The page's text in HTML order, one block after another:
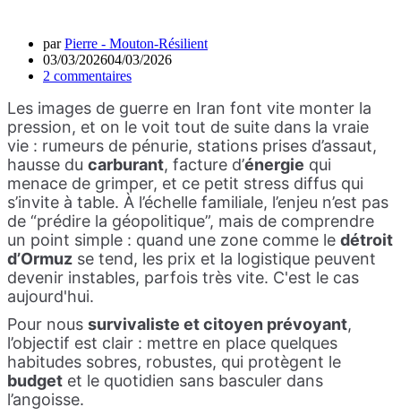
parPierre - Mouton-Résilient
03/03/202604/03/2026
2 commentaires
Les images de guerre en Iran font vite monter la
pression, et on le voit tout de suite dans la vraie
vie : rumeurs de pénurie, stations prises d’assaut,
hausse du carburant, facture d’énergie qui
menace de grimper, et ce petit stress diffus qui
s’invite à table. À l’échelle familiale, l’enjeu n’est pas
de “prédire la géopolitique”, mais de comprendre
un point simple : quand une zone comme le détroit
d’Ormuz se tend, les prix et la logistique peuvent
devenir instables, parfois très vite. C'est le cas
aujourd'hui.
Pour nous survivaliste et citoyen prévoyant,
l’objectif est clair : mettre en place quelques
habitudes sobres, robustes, qui protègent le
budget et le quotidien sans basculer dans
l’angoisse.